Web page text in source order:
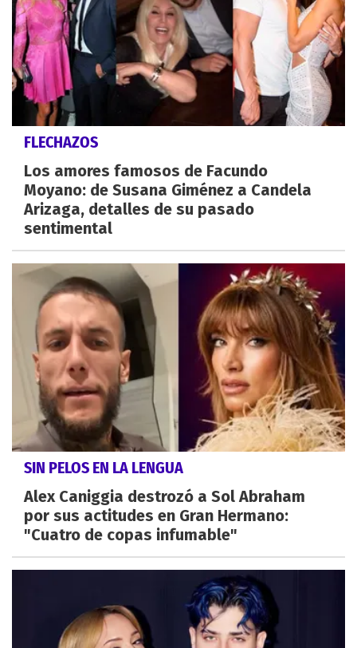
FLECHAZOS
Los amores famosos de Facundo
Moyano: de Susana Giménez a Candela
Arizaga, detalles de su pasado
sentimental
SIN PELOS EN LA LENGUA
Alex Caniggia destrozó a Sol Abraham
por sus actitudes en Gran Hermano:
"Cuatro de copas infumable"